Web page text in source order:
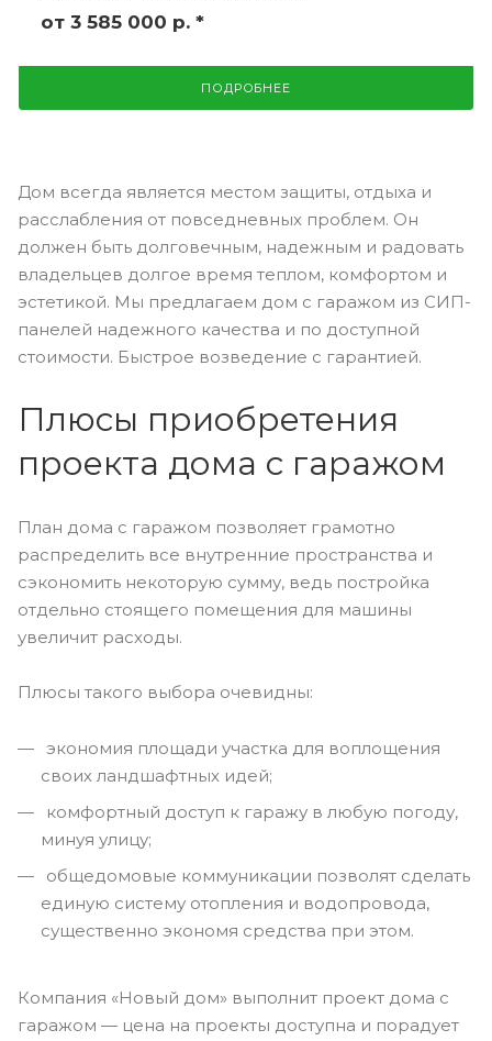
от 3 585 000 р. *
ПОДРОБНЕЕ
Дом всегда является местом защиты, отдыха и
расслабления от повседневных проблем. Он
должен быть долговечным, надежным и радовать
владельцев долгое время теплом, комфортом и
эстетикой. Мы предлагаем дом с гаражом из СИП-
панелей надежного качества и по доступной
стоимости. Быстрое возведение с гарантией.
Плюсы приобретения
проекта дома с гаражом
План дома с гаражом позволяет грамотно
распределить все внутренние пространства и
сэкономить некоторую сумму, ведь постройка
отдельно стоящего помещения для машины
увеличит расходы.
Плюсы такого выбора очевидны:
экономия площади участка для воплощения
своих ландшафтных идей;
комфортный доступ к гаражу в любую погоду,
минуя улицу;
общедомовые коммуникации позволят сделать
единую систему отопления и водопровода,
существенно экономя средства при этом.
Компания «Новый дом» выполнит проект дома с
гаражом — цена на проекты доступна и порадует